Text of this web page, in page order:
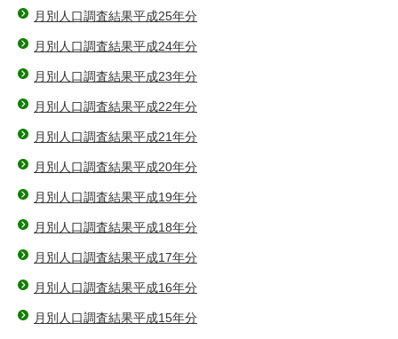
月別人口調査結果平成25年分
月別人口調査結果平成24年分
月別人口調査結果平成23年分
月別人口調査結果平成22年分
月別人口調査結果平成21年分
月別人口調査結果平成20年分
月別人口調査結果平成19年分
月別人口調査結果平成18年分
月別人口調査結果平成17年分
月別人口調査結果平成16年分
月別人口調査結果平成15年分